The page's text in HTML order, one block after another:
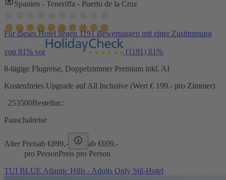
Spanien - Teneriffa - Puerto de la Cruz
Für dieses Hotel liegen 1191 Bewertungen mit einer Zustimmung
von 81% vor (1191) 81%
8-tägige Flugreise, Doppelzimmer Premium inkl. AI
Kostenfreies Upgrade auf All Inclusive (Wert € 199.- pro Zimmer)
253500Bestellnr.:
Pauschalreise
Alter Preisab €899,- ab €699,-
pro PersonPreis pro Person
TUI BLUE Atlantic Hills - Adults Only Stil-Hotel